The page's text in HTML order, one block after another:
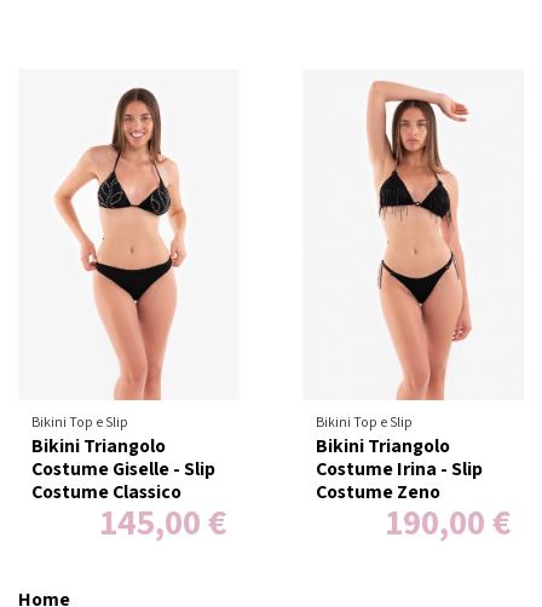
Bikini Top e Slip
Bikini Triangolo
Costume Giselle - Slip
Costume Classico
145,00 €
Bikini Top e Slip
Bikini Triangolo
Costume Irina - Slip
Costume Zeno
190,00 €
Home